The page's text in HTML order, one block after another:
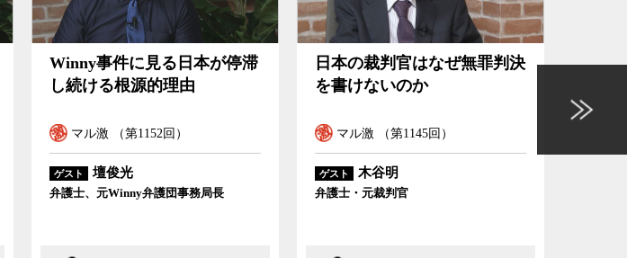
Winny事件に見る日本が停滞
し続ける根源的理由
マル激 （第1152回）
ゲスト 壇俊光
弁護士、元Winny弁護団事務局長
日本の裁判官はなぜ無罪判決
を書けないのか
マル激 （第1145回）
ゲスト 木谷明
弁護士・元裁判官
「赤
のか